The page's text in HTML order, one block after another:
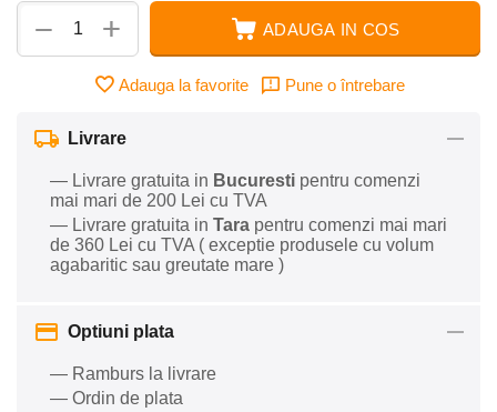
+
− ADAUGA IN COS
Adauga la favorite Pune o întrebare
Livrare
— Livrare gratuita in Bucuresti pentru comenzi
mai mari de 200 Lei cu TVA
— Livrare gratuita in Tara pentru comenzi mai mari
de 360 Lei cu TVA ( exceptie produsele cu volum
agabaritic sau greutate mare )
Optiuni plata
— Ramburs la livrare
— Ordin de plata